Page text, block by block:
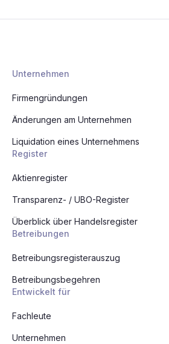
Unternehmen
Firmengründungen
Änderungen am Unternehmen
Liquidation eines Unternehmens
Register
Aktienregister
Transparenz- / UBO-Register
Überblick über Handelsregister
Betreibungen
Betreibungsregisterauszug
Betreibungsbegehren
Entwickelt für
Fachleute
Unternehmen